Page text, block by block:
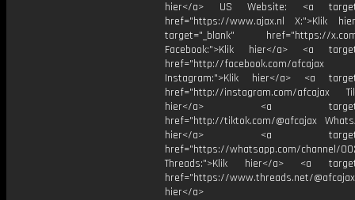
hier</a> US Website: <a
href="https://www.ajax.nl X:">Klik
target="_blank" href="https://x.com/
Facebook:">Klik hier</a> <a
href="http://facebook.com/afcajax
Instagram:">Klik hier</a> <a
href="http://instagram.com/afcajax
hier</a> <a
href="http://tiktok.com/@afcajax
hier</a> <a
href="https://whatsapp.com/channel/
Threads:">Klik hier</a> <a
href="https://www.threads.net/
hier</a>